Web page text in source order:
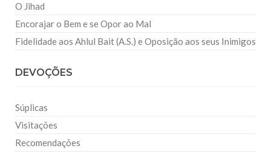
O Jihad
Encorajar o Bem e se Opor ao Mal
Fidelidade aos Ahlul Bait (A.S.) e Oposição aos seus Inimigos
DEVOÇÕES
Súplicas
Visitações
Recomendações